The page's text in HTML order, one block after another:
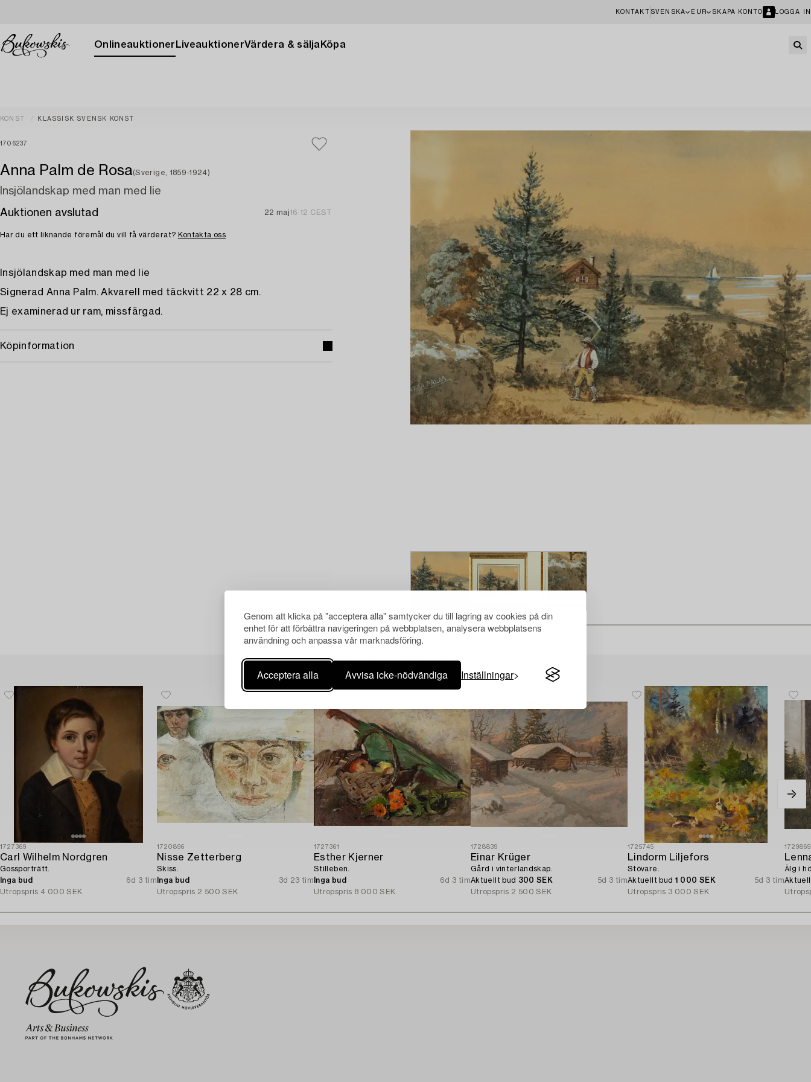
Genom att klicka på "acceptera alla" samtycker du till lagring av cookies på din
enhet för att förbättra navigeringen på webbplatsen, analysera webbplatsens
användning och anpassa vår marknadsföring.
Acceptera alla Avvisa icke-nödvändiga Inställningar
KONTAKT SVENSKA EUR SKAPA KONTO LOGGA IN
Onlineauktioner LiveauktionerVärdera & sälja Köpa
KONST KLASSISK SVENSK KONST
1706237
Anna Palm de Rosa(Sverige, 1859-1924)
Insjölandskap med man med lie
Auktionen avslutad
22 maj16:12 CEST
Har du ett liknande föremål du vill få värderat? Kontakta oss
Insjölandskap med man med lie
Signerad Anna Palm. Akvarell med täckvitt 22 x 28 cm.
Ej examinerad ur ram, missfärgad.
Köpinformation
Andra har även tittat på
1727369
Carl Wilhelm Nordgren
Gossporträtt.
Inga bud
6d 3 tim
Utropspris 4 000 SEK
1720896
Nisse Zetterberg
Skiss.
Inga bud
3d 23 tim
Utropspris 2 500 SEK
1727361
Esther Kjerner
Stilleben.
Inga bud
6d 3 tim
Utropspris 8 000 SEK
1728839
Einar Krüger
Gård i vinterlandskap.
Aktuellt bud 300 SEK
5d 3 tim
Utropspris 2 500 SEK
1725745
Lindorm Liljefors
Stövare.
Aktuellt bud 1 000 SEK
5d 3 tim
Utropspris 3 000 SEK
1729869
Älg i